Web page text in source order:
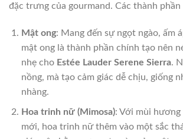
đặc trưng của gourmand. Các thành phần
Mật ong: Mang đến sự ngọt ngào, ấm
mật ong là thành phần chính tạo nên
nhẹ cho Estée Lauder Serene Sierra.
nồng, mà tạo cảm giác dễ chịu, giống
nhàng.
Hoa trinh nữ (Mimosa): Với mùi
mới, hoa trinh nữ thêm vào một sắc